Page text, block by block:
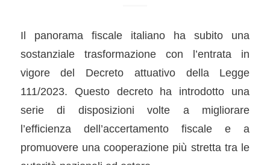
Il panorama fiscale italiano ha subito una
sostanziale trasformazione con l’entrata in
vigore del Decreto attuativo della Legge
111/2023. Questo decreto ha introdotto una
serie di disposizioni volte a migliorare
l’efficienza dell’accertamento fiscale e a
promuovere una cooperazione più stretta tra le